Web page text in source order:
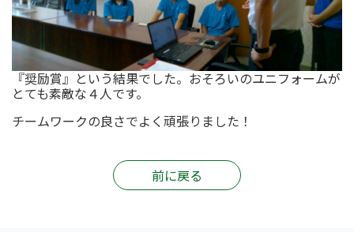
『奨励賞』という結果でした。おそろいのユニフォームが
とても素敵な４人です。
チームワークの良さでよく頑張りました！
前に戻る